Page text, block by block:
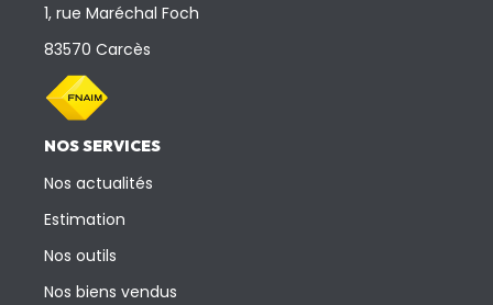
1, rue Maréchal Foch
83570 Carcès
NOS SERVICES
Nos actualités
Estimation
Nos outils
Nos biens vendus